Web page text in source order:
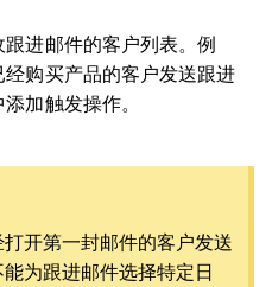
进邮件的客户列表。例
购买产品的客户发送跟进
加触发操作。
开第一封邮件的客户发送
为跟进邮件选择特定日